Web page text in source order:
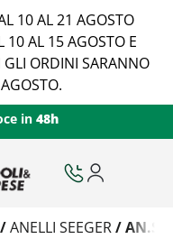
10 AL 21 AGOSTO
10 AL 15 AGOSTO E
ORDINI SARANNO
in 48h
/ANELLI SEEGER/